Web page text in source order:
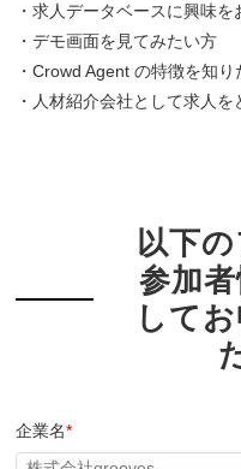
・求人データベースに興味を
・デモ画面を見てみたい方
・Crowd Agent の特徴を知り
・人材紹介会社として求人
以下
参加
して
*
企業名